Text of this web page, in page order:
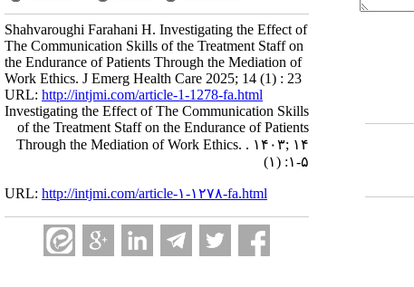
Shahvaroughi Farahani H. Investigating the Effect of
The Communication Skills of the Treatment Staff on
the Endurance of Patients Through the Mediation of
Work Ethics. J Emerg Health Care 2025; 14 (1) : 23
URL: http://intjmi.com/article-1-1278-fa.html
Investigating the Effect of The Communication Skills
of the Treatment Staff on the Endurance of Patients
Through the Mediation of Work Ethics. . ۱۴۰۳; ۱۴
(۱) :۱-۵
URL: http://intjmi.com/article-۱-۱۲۷۸-fa.html